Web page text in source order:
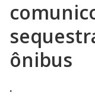
ônibus
.